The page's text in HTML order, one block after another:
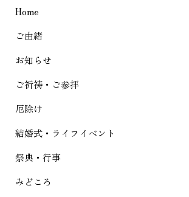
ー
シ
ョ
ン
Home
ご由緒
お知らせ
ご祈祷・ご参拝
厄除け
結婚式・ライフイベント
祭典・行事
みどころ